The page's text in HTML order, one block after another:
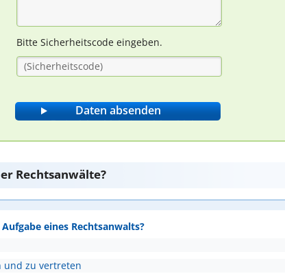
Bitte Sicherheitscode eingeben.
Rechtsanwälte?
eines Rechtsanwalts?
und zu vertreten